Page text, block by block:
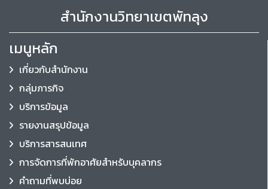
สำนักงานวิทยาเขตพัทลุง
เมนูหลัก
เกี่ยวกับสำนักงาน
กลุ่มภารกิจ
บริการข้อมูล
รายงานสรุปข้อมูล
บริการสารสนเทศ
การจัดการที่พักอาศัยสำหรับบุคลากร
คำถามที่พบบ่อย